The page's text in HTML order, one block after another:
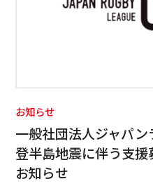
お知らせ
一般社団法人ジャパ
登半島地震に伴う支
お知らせ